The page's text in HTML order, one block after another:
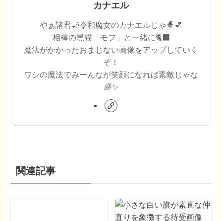
カナエル
やぁ諸君🌙令和魔女のカナエルじゃ🧙💕
相棒の黒猫「モフ」と一緒に🐈‍⬛
魔法がかかったおまじない画像をアップしていく
ぞ！
ワシの魔法でみーんなが笑顔になれば素敵じゃな
🌈✨
関連記事